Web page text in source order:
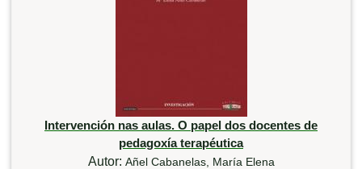
Intervención nas aulas. O papel dos docentes de
pedagoxía terapéutica
Autor: Añel Cabanelas, María Elena